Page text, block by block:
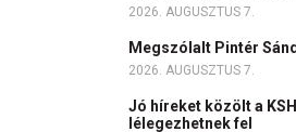
2026. AUGUSZTUS 7.
Megszólalt Pintér
2026. AUGUSZTUS 7.
Jó híreket közölt a
lélegezhetnek fel